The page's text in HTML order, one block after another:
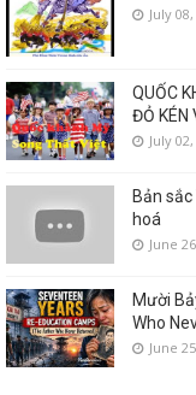
July
QUỐC
ĐỎ KÉN
July
Bản
hoá
June
Mười
Who
June